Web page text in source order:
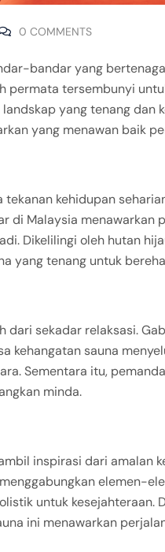
0 COMMENTS
bandar yang
permata tersembunyi
yang tenang dan
yang menawan baik
tekanan kehidupan
di Malaysia
Dikelilingi oleh hutan
yang tenang untuk
dari sekadar relaksasi.
kehangatan sauna
Sementara itu,
minda.
inspirasi dari
elemen-
untuk kesejahteraan.
ini menawarkan